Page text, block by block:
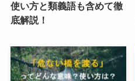
使い方と類義語も含めて徹
底解説！